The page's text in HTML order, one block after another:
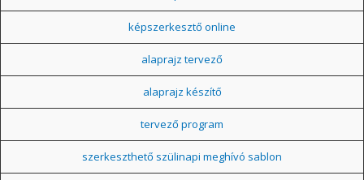
képszerkesztő online
alaprajz tervező
alaprajz készítő
tervező program
szerkeszthető szülinapi meghívó sablon